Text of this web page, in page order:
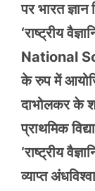
पर भारत
‘राष्ट्रीय
National
के रुप में
दाभोलकर के
प्राथमिक
‘राष्ट्रीय
व्याप्त